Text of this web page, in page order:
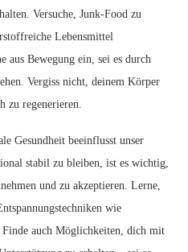
Versuche, Junk-Food zu
Lebensmittel
aus Bewegung ein, sei es durch
Vergiss nicht, deinem Körper
zu regenerieren.
Gesundheit beeinflusst unser
stabil zu bleiben, ist es wichtig,
und zu akzeptieren. Lerne,
wie
auch Möglichkeiten, dich mit